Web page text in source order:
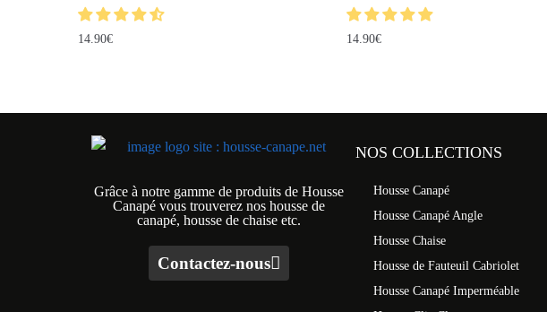
14.90€ 14.90€
Grâce à notre gamme de produits de Housse
Canapé vous trouverez nos housse de
canapé, housse de chaise etc.
Contactez-nous
NOS COLLECTIONS
Housse Canapé
Housse Canapé Angle
Housse Chaise
Housse de Fauteuil Cabriolet
Housse Canapé Imperméable